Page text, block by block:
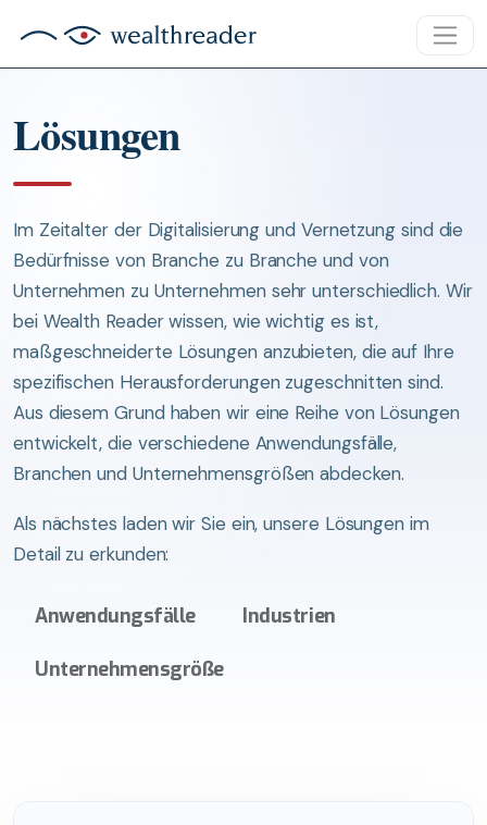
Lösungen
Im Zeitalter der Digitalisierung und Vernetzung sind die
Bedürfnisse von Branche zu Branche und von
Unternehmen zu Unternehmen sehr unterschiedlich. Wir
bei Wealth Reader wissen, wie wichtig es ist,
maßgeschneiderte Lösungen anzubieten, die auf Ihre
spezifischen Herausforderungen zugeschnitten sind.
Aus diesem Grund haben wir eine Reihe von Lösungen
entwickelt, die verschiedene Anwendungsfälle,
Branchen und Unternehmensgrößen abdecken.
Als nächstes laden wir Sie ein, unsere Lösungen im
Detail zu erkunden:
Anwendungsfälle Industrien
Unternehmensgröße